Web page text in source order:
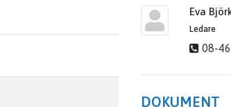
Eva
Ledare
08-
DOKUMENT